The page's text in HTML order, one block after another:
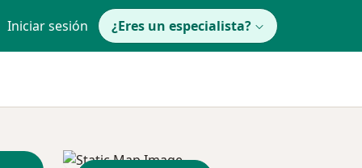
Iniciar sesión ¿Eres un especialista?